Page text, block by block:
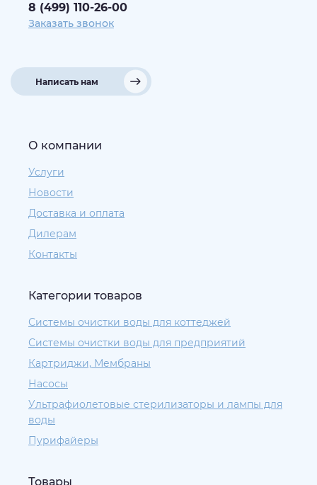
8 (499) 110-26-00
Заказать звонок
Написать нам
О компании
Услуги
Новости
Доставка и оплата
Дилерам
Контакты
Категории товаров
Системы очистки воды для коттеджей
Системы очистки воды для предприятий
Картриджи, Мембраны
Насосы
Ультрафиолетовые стерилизаторы и лампы для
воды
Пурифайеры
Товары